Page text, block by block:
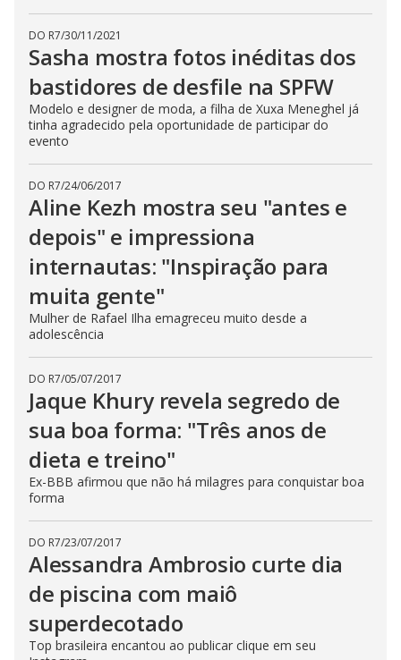
DO R7/30/11/2021
Sasha mostra fotos inéditas dos
bastidores de desfile na SPFW
Modelo e designer de moda, a filha de Xuxa Meneghel já
tinha agradecido pela oportunidade de participar do
evento
DO R7/24/06/2017
Aline Kezh mostra seu "antes e
depois" e impressiona
internautas: "Inspiração para
muita gente"
Mulher de Rafael Ilha emagreceu muito desde a
adolescência
DO R7/05/07/2017
Jaque Khury revela segredo de
sua boa forma: "Três anos de
dieta e treino"
Ex-BBB afirmou que não há milagres para conquistar boa
forma
DO R7/23/07/2017
Alessandra Ambrosio curte dia
de piscina com maiô
superdecotado
Top brasileira encantou ao publicar clique em seu